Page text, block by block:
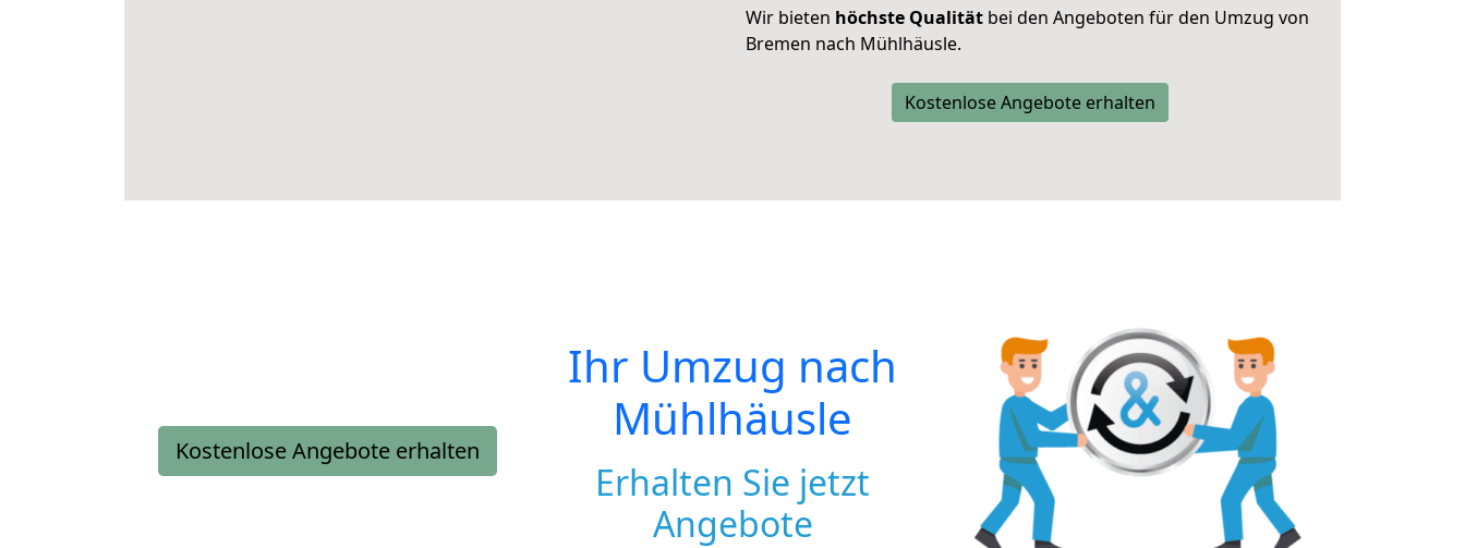
Wir bieten höchste Qualität bei den Angeboten für den Umzug von
Bremen nach Mühlhäusle.
Kostenlose Angebote erhalten
Kostenlose Angebote erhalten
Ihr Umzug nach
Mühlhäusle
Erhalten Sie jetzt
Angebote